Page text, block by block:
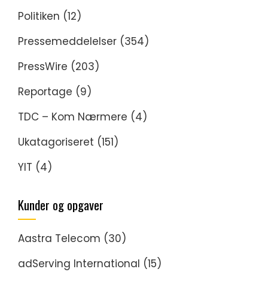
Politiken (12)
Pressemeddelelser (354)
PressWire (203)
Reportage (9)
TDC – Kom Nærmere (4)
Ukatagoriseret (151)
YIT (4)
Kunder og opgaver
Aastra Telecom (30)
adServing International (15)